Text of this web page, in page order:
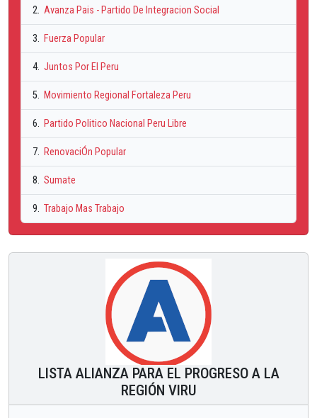
2. Avanza Pais - Partido De Integracion Social
3. Fuerza Popular
4. Juntos Por El Peru
5. Movimiento Regional Fortaleza Peru
6. Partido Politico Nacional Peru Libre
7. RenovaciÓn Popular
8. Sumate
9. Trabajo Mas Trabajo
LISTA ALIANZA PARA EL PROGRESO A LA
REGIÓN VIRU